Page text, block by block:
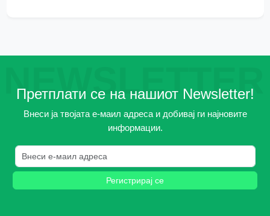
NEWSLETTER
Претплати се на нашиот Newsletter!
Внеси ја твојата е-маил адреса и добивај ги најновите
информации.
Регистрирај се